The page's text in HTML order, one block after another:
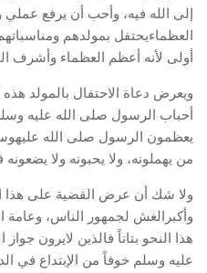
إلى الله فيه، وأحب أن يرفع عملي
العظماءيحتفل بمولدهم
أولى لأنه أعظم العظماء وأشرف
ويعرض دعاة الاحتفال بالمولد
أحباب الرسول صلى الله عليه
يعظمون الرسول صلى الله
من يهملونه، ولا يحبونه ولا
ولا شك أن عرض القضية على هذا
وأكبرالغش لجمهور الناس،
هذا النحو بتاتاً فالذين لايرون
عليه وسلم خوفاً من الإبتداع في